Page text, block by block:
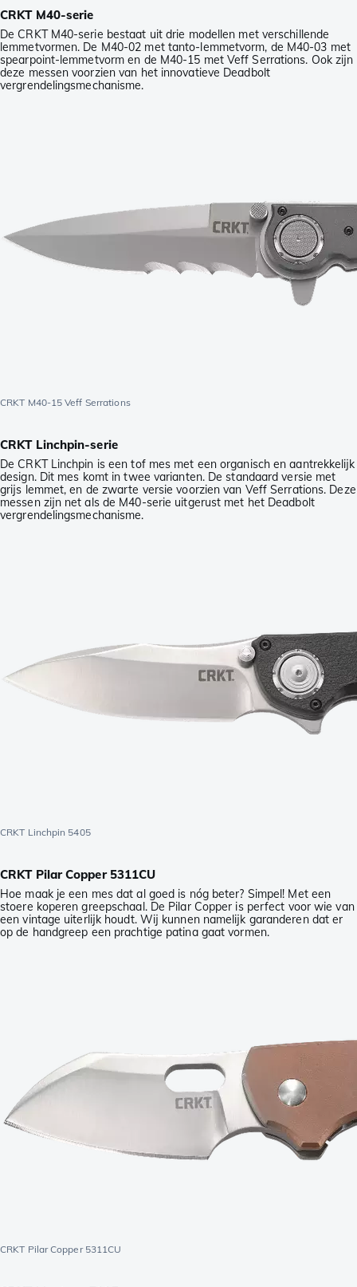
CRKT M40-serie
De CRKT M40-serie bestaat uit drie modellen met verschillende
lemmetvormen. De M40-02 met tanto-lemmetvorm, de M40-03 met
spearpoint-lemmetvorm en de M40-15 met Veff Serrations. Ook zijn
deze messen voorzien van het innovatieve Deadbolt
vergrendelingsmechanisme.
CRKT M40-15 Veff Serrations
CRKT Linchpin-serie
De CRKT Linchpin is een tof mes met een organisch en aantrekkelijk
design. Dit mes komt in twee varianten. De standaard versie met
grijs lemmet, en de zwarte versie voorzien van Veff Serrations. Deze
messen zijn net als de M40-serie uitgerust met het Deadbolt
vergrendelingsmechanisme.
CRKT Linchpin 5405
CRKT Pilar Copper 5311CU
Hoe maak je een mes dat al goed is nóg beter? Simpel! Met een
stoere koperen greepschaal. De Pilar Copper is perfect voor wie van
een vintage uiterlijk houdt. Wij kunnen namelijk garanderen dat er
op de handgreep een prachtige patina gaat vormen.
CRKT Pilar Copper 5311CU